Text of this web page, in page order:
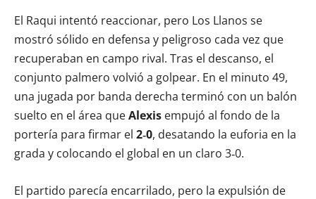
El Raqui intentó reaccionar, pero Los Llanos se
mostró sólido en defensa y peligroso cada vez que
recuperaban en campo rival. Tras el descanso, el
conjunto palmero volvió a golpear. En el minuto 49,
una jugada por banda derecha terminó con un balón
suelto en el área queAlexis empujó al fondo de la
portería para firmar el 2‑0, desatando la euforia en la
grada y colocando el global en un claro 3‑0.
El partido parecía encarrilado, pero la expulsión de